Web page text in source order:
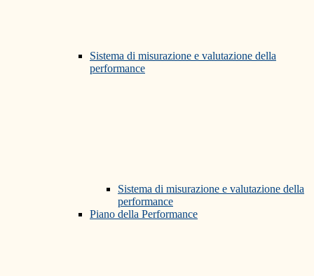
Sistema di misurazione e valutazione della
performance
Sistema di misurazione e valutazione della
performance
Piano della Performance